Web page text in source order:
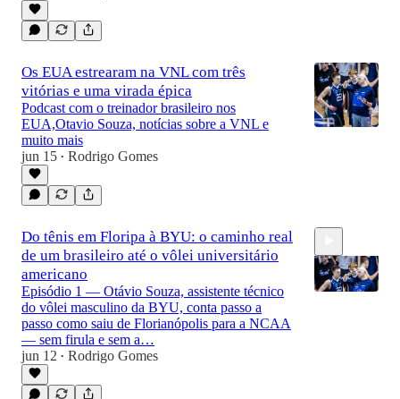
Os EUA estrearam na VNL com três
vitórias e uma virada épica
Podcast com o treinador brasileiro nos
EUA,Otavio Souza, notícias sobre a VNL e
muito mais
jun 15 • Rodrigo Gomes
Do tênis em Floripa à BYU: o caminho real
de um brasileiro até o vôlei universitário
americano
Episódio 1 — Otávio Souza, assistente técnico
do vôlei masculino da BYU, conta passo a
passo como saiu de Florianópolis para a NCAA
— sem firula e sem a…
jun 12 • Rodrigo Gomes